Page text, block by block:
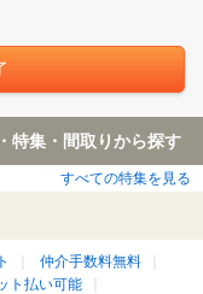
特集・間取りから探す
すべての特集を見る
仲介手数料無料
ト払い可能